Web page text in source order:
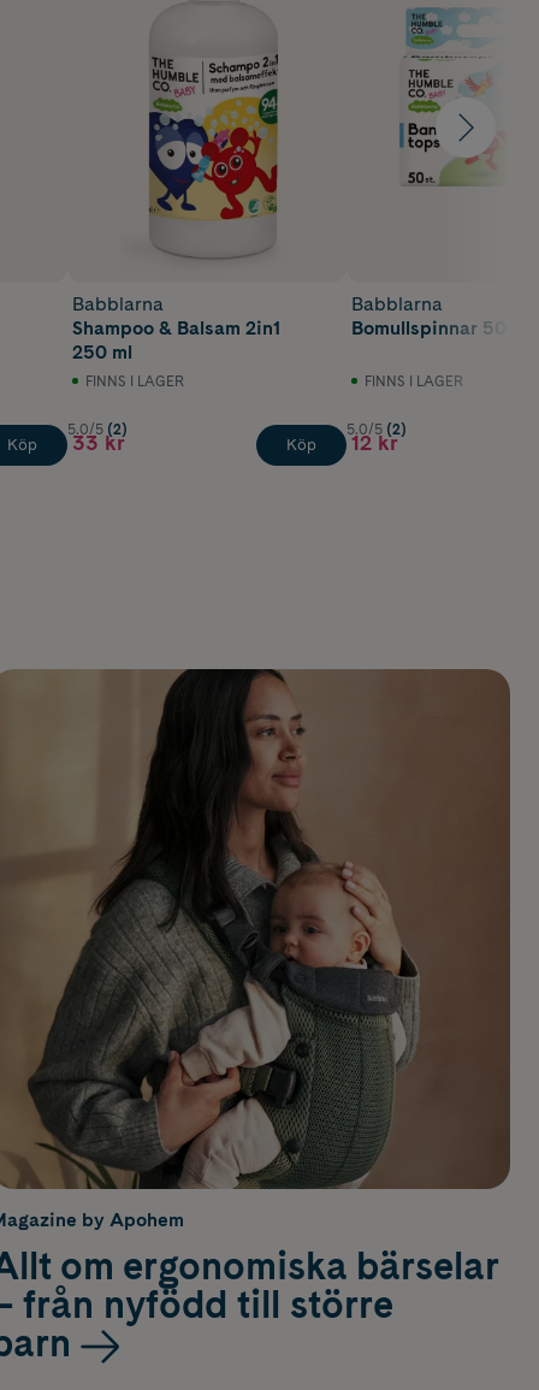
Köp
Babblarna
Shampoo & Balsam 2in1
250 ml
FINNS I LAGER
5.0/5 (2)
33 kr Köp
Babblarna
Bomullspinnar 50 st
FINNS I LAGER
5.0/5 (2)
12 kr
by Apohem
om ergonomiska bärselar
från nyfödd till större